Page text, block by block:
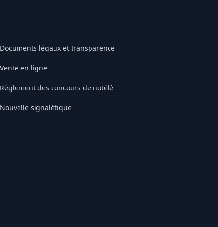
Documents légaux et transparence
Vente en ligne
Règlement des concours de notélé
Nouvelle signalétique